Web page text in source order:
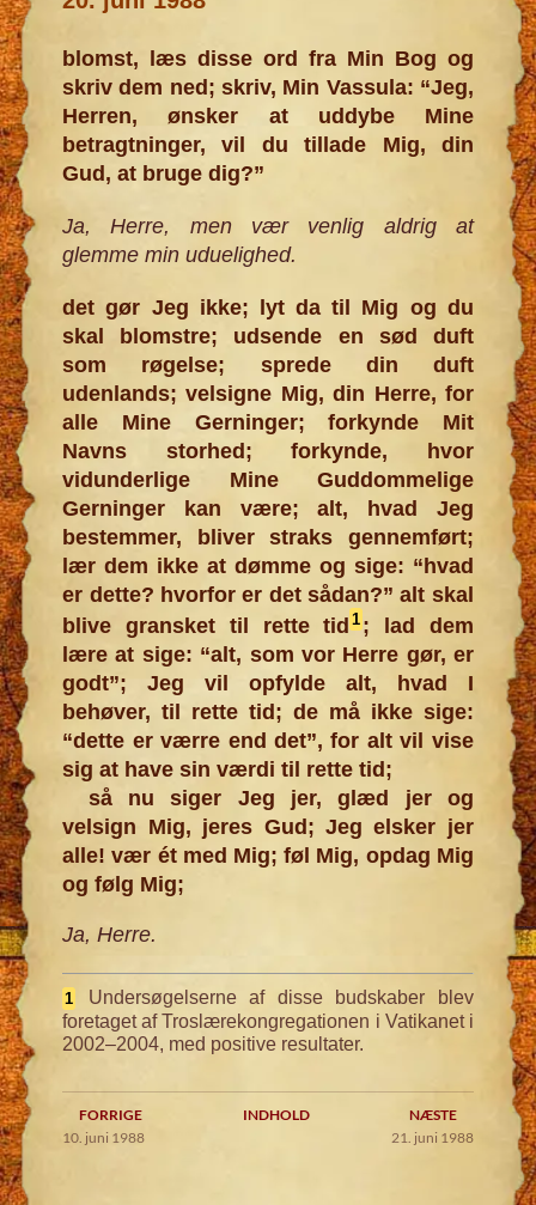
blomst, læs disse ord fra Min Bog og
skriv dem ned; skriv, Min Vassula: “Jeg,
Herren, ønsker at uddybe Mine
betragtninger, vil du tillade Mig, din
Gud, at bruge dig?”
Ja, Herre, men vær venlig aldrig at
glemme min uduelighed.
det gør Jeg ikke; lyt da til Mig og du
skal blomstre; udsende en sød duft
som røgelse; sprede din duft
udenlands; velsigne Mig, din Herre, for
alle Mine Gerninger; forkynde Mit
Navns storhed; forkynde, hvor
vidunderlige Mine Guddommelige
Gerninger kan være; alt, hvad Jeg
bestemmer, bliver straks gennemført;
lær dem ikke at dømme og sige: “hvad
er dette? hvorfor er det sådan?” alt skal
blive gransket til rette tid1 ; lad dem
lære at sige: “alt, som vor Herre gør, er
godt”; Jeg vil opfylde alt, hvad I
behøver, til rette tid; de må ikke sige:
“dette er værre end det”, for alt vil vise
sig at have sin værdi til rette tid;
så nu siger Jeg jer, glæd jer og
velsign Mig, jeres Gud; Jeg elsker jer
alle! vær ét med Mig; føl Mig, opdag Mig
og følg Mig;
Ja, Herre.
1
Undersøgelserne af disse budskaber blev
foretaget af Troslærekongregationen i Vatikanet i
2002–2004, med positive resultater.
FORRIGE INDHOLD
NÆSTE
10. juni 1988
21. juni 1988